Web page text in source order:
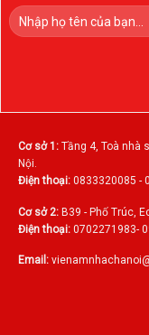
Cơ sở 1: Tầng 4, Toà nhà
Nội.
Điện thoại: 0833320085 -
Cơ sở 2: B39 - Phố Trúc,
Điện thoại: 0702271983-
Email: